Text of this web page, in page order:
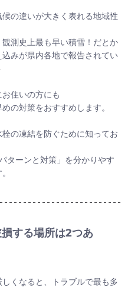
の違いが大きく表れる地域性
観測史上最も早い積雪！だとか
みが県内各地で報告されてい
住いの方にも
の対策をおすすめします。
の凍結を防ぐために知ってお
ターンと対策」を分かりやす
する場所は2つあ
くなると、トラブルで最も多